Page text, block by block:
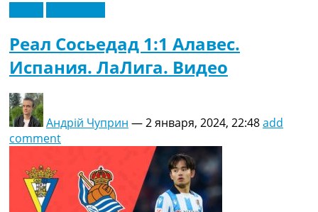
Реал Сосьедад 1:1 Алавес.
Испания. ЛаЛига. Видео
Андрій Чуприн —2 января, 2024, 22:48add
comment